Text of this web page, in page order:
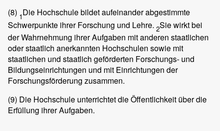
(8) 1Die Hochschule bildet aufeinander abgestimmte
Schwerpunkte ihrer Forschung und Lehre. 2Sie wirkt bei
der Wahrnehmung ihrer Aufgaben mit anderen staatlichen
oder staatlich anerkannten Hochschulen sowie mit
staatlichen und staatlich geförderten Forschungs- und
Bildungseinrichtungen und mit Einrichtungen der
Forschungsförderung zusammen.
(9) Die Hochschule unterrichtet die Öffentlichkeit über die
Erfüllung ihrer Aufgaben.